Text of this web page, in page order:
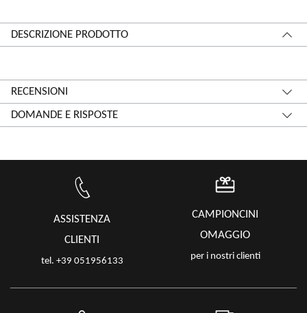
DESCRIZIONE PRODOTTO
RECENSIONI
DOMANDE E RISPOSTE
ASSISTENZA
CLIENTI
tel. +39 051956133
CAMPIONCINI
OMAGGIO
per i nostri clienti